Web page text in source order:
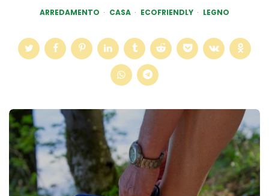
ARREDAMENTO CASA ECOFRIENDLY LEGNO
Post
navigation